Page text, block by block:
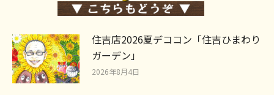
住吉店2026夏デココン「住吉ひまわり
ガーデン」
2026年8月4日